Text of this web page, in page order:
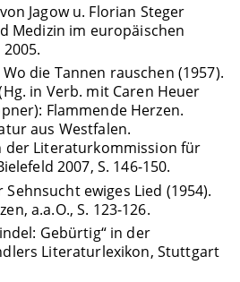
Jagow u. Florian Steger
Medizin im europäischen
die Tannen rauschen (1957).
in Verb. mit Caren Heuer
Flammende Herzen.
aus Westfalen.
der Literaturkommission für
2007, S. 146-150.
ewiges Lied (1954).
a.a.O., S. 123-126.
Gebürtig“ in der
Literaturlexikon, Stuttgart